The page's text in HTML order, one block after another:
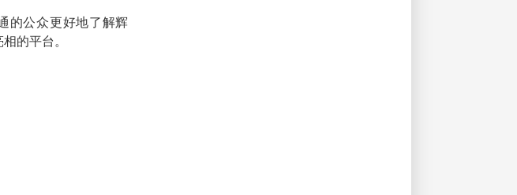
的公众更好地了解辉
的平台。